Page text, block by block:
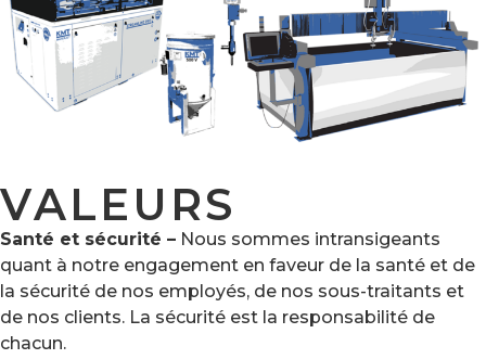
VALEURS
Santé et sécurité – Nous sommes intransigeants
quant à notre engagement en faveur de la santé et de
la sécurité de nos employés, de nos sous-traitants et
de nos clients. La sécurité est la responsabilité de
chacun.